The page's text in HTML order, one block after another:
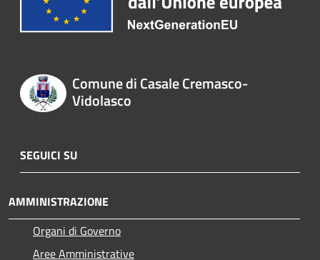
Comune di Casale Cremasco-
Vidolasco
SEGUICI SU
AMMINISTRAZIONE
Organi di Governo
Aree Amministrative